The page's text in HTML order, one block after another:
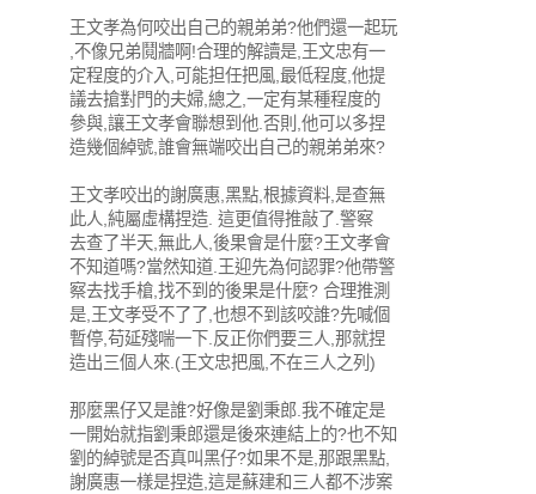
王文孝為何咬出自己的親弟弟?他們還一起玩
,不像兄弟鬩牆啊!合理的解讀是,王文忠有一
定程度的介入,可能担任把風,最低程度,他提
議去搶對門的夫婦,總之,一定有某種程度的
參與,讓王文孝會聯想到他.否則,他可以多捏
造幾個綽號,誰會無端咬出自己的親弟弟來?
王文孝咬出的謝廣惠,黑點,根據資料,是查無
此人,純屬虛構捏造. 這更值得推敲了.警察
去查了半天,無此人,後果會是什麼?王文孝會
不知道嗎?當然知道.王迎先為何認罪?他帶警
察去找手槍,找不到的後果是什麼? 合理推測
是,王文孝受不了了,也想不到該咬誰?先喊個
暫停,苟延殘喘一下.反正你們要三人,那就捏
造出三個人來.(王文忠把風,不在三人之列)
那麼黑仔又是誰?好像是劉秉郎.我不確定是
一開始就指劉秉郎還是後來連結上的?也不知
劉的綽號是否真叫黑仔?如果不是,那跟黑點,
謝廣惠一樣是捏造,這是蘇建和三人都不涉案